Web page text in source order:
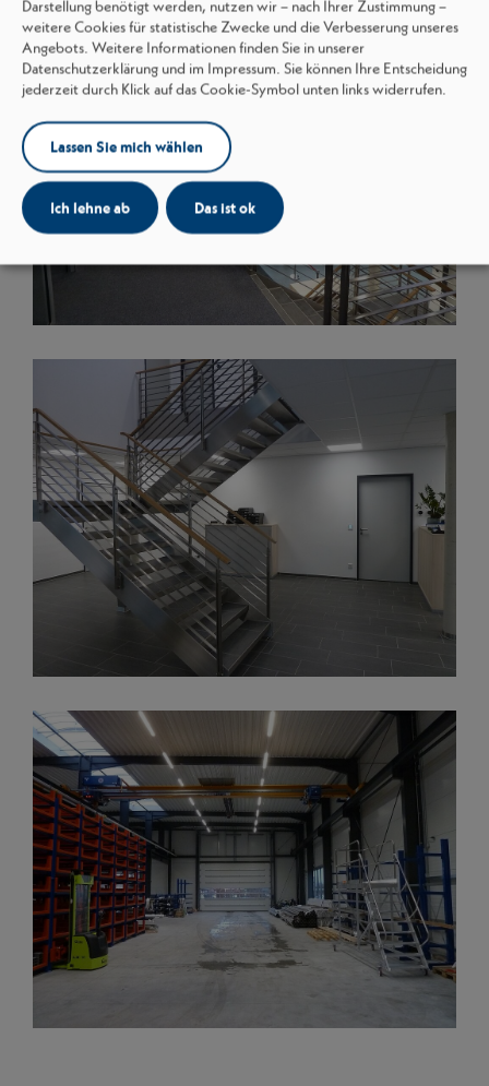
Darstellung benötigt werden, nutzen wir – nach Ihrer Zustimmung –
weitere Cookies für statistische Zwecke und die Verbesserung unseres
Angebots. Weitere Informationen finden Sie in unserer
Datenschutzerklärung und im Impressum. Sie können Ihre Entscheidung
jederzeit durch Klick auf das Cookie-Symbol unten links widerrufen.
Lassen Sie mich wählen
Ich lehne ab Das ist ok